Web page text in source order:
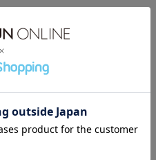
見えするニットです。
。